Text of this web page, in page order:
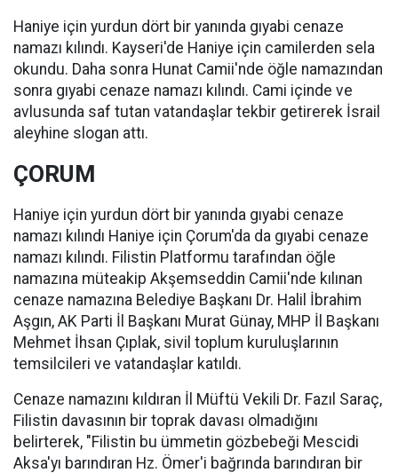
Haniye için yurdun dört bir yanında gıyabi cenaze
namazı kılındı. Kayseri'de Haniye için camilerden sela
okundu. Daha sonra Hunat Camii'nde öğle namazından
sonra gıyabi cenaze namazı kılındı. Cami içinde ve
avlusunda saf tutan vatandaşlar tekbir getirerek İsrail
aleyhine slogan attı.
ÇORUM
Haniye için yurdun dört bir yanında gıyabi cenaze
namazı kılındı Haniye için Çorum'da da gıyabi cenaze
namazı kılındı. Filistin Platformu tarafından öğle
namazına müteakip Akşemseddin Camii'nde kılınan
cenaze namazına Belediye Başkanı Dr. Halil İbrahim
Aşgın, AK Parti İl Başkanı Murat Günay, MHP İl Başkanı
Mehmet İhsan Çıplak, sivil toplum kuruluşlarının
temsilcileri ve vatandaşlar katıldı.
Cenaze namazını kıldıran İl Müftü Vekili Dr. Fazıl Saraç,
Filistin davasının bir toprak davası olmadığını
belirterek, "Filistin bu ümmetin gözbebeği Mescidi
Aksa'yı barındıran Hz. Ömer'i bağrında barındıran bir